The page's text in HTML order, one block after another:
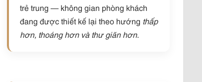
trẻ trung — không gian phòng khách
đang được thiết kế lại theo hướng thấp
hơn, thoáng hơn và thư giãn hơn.